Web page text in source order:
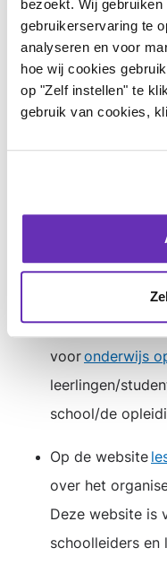
bezoekt. Wij
gebruikerservaring te
analyseren en voor
hoe wij cookies
op "Zelf instellen" te
gebruik van cookies,
zieke kinderen
mensen die
zieke leerlingen.
jehier.
Stichting
website
mogelijk te
met een
leerkrachten in
handvaten. Ook
vooronderwijs
leerlingen/
school/de
Op de website
over het
Deze website is
schoolleiders en